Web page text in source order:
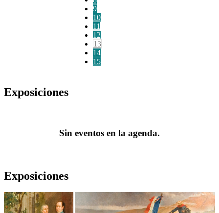
9
10
11
12
13
14
15
Exposiciones
Sin eventos en la agenda.
Exposiciones